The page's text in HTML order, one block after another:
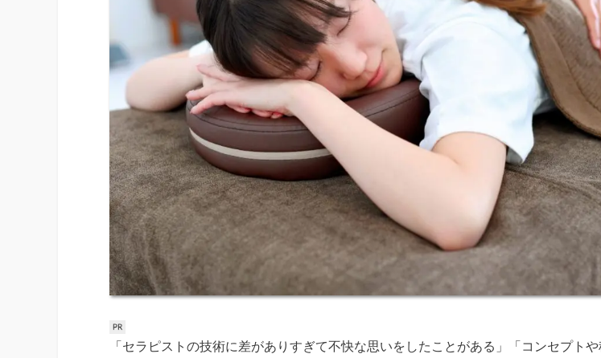
「セラピストの技術に差がありすぎて不快な思いをしたことがある」「コンセプト